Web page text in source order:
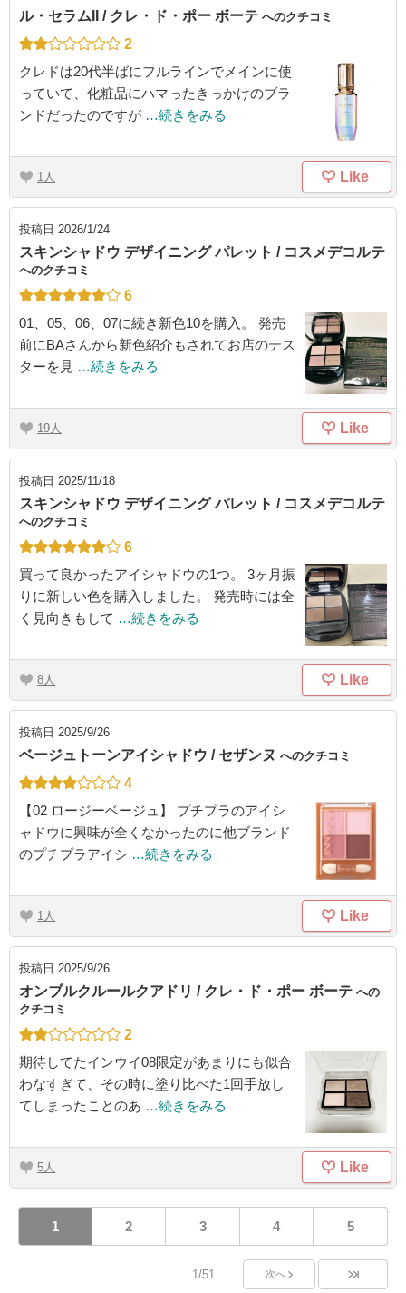
ル・セラムII / クレ・ド・ポー ボーテ へのクチコミ
2
クレドは20代半ばにフルラインでメインに使
っていて、化粧品にハマったきっかけのブラ
ンドだったのですが …続きをみる
1 Like
投稿日 2026/1/24
スキンシャドウ デザイニング パレット / コスメデコルテ
へのクチコミ
6
01、05、06、07に続き新色10を購入。 発売
前にBAさんから新色紹介もされてお店のテス
ターを見 …続きをみる
19 Like
投稿日 2025/11/18
スキンシャドウ デザイニング パレット / コスメデコルテ
へのクチコミ
6
買って良かったアイシャドウの1つ。 3ヶ月振
りに新しい色を購入しました。 発売時には全
く見向きもして …続きをみる
8 Like
投稿日 2025/9/26
ベージュトーンアイシャドウ / セザンヌ へのクチコミ
4
【02 ロージーベージュ】 プチプラのアイシ
ャドウに興味が全くなかったのに他ブランド
のプチプラアイシ …続きをみる
1 Like
投稿日 2025/9/26
オンブルクルールクアドリ / クレ・ド・ポー ボーテ への
クチコミ
2
期待してたインウイ08限定があまりにも似合
わなすぎて、その時に塗り比べた1回手放し
てしまったことのあ …続きをみる
5 Like
1 2 3 4 5
1/51 次へ